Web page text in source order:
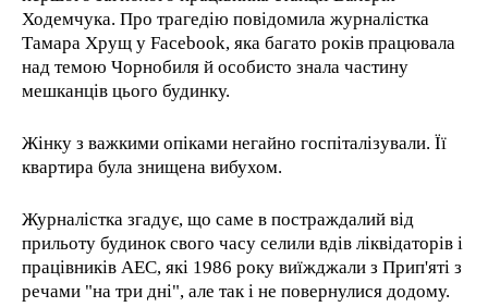
Ходемчука. Про трагедію повідомила журналістка
Тамара Хрущ у Facebook, яка багато років працювала
над темою Чорнобиля й особисто знала частину
мешканців цього будинку.
Жінку з важкими опіками негайно госпіталізували. Її
квартира була знищена вибухом.
Журналістка згадує, що саме в постраждалий від
прильоту будинок свого часу селили вдів ліквідаторів і
працівників АЕС, які 1986 року виїжджали з Прип'яті з
речами "на три дні", але так і не повернулися додому.